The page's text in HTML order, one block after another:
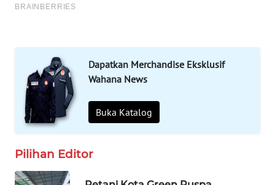
Dapatkan Merchandise Eksklusif
Wahana News
Buka Katalog
Pilihan Editor
SPORT
UMKM
WAHANA
SELEB
WAHANA
PERSONA
WAHANA